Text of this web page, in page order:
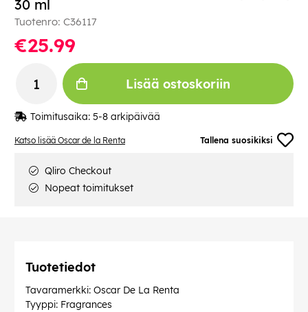
Katso lisää Oscar de la Renta Tallena suosikiksi
30 ml
Tuotenro: C36117
€25.99
Lisää ostoskoriin
Toimitusaika: 5-8 arkipäivää
Qliro Checkout
Nopeat toimitukset
Tuotetiedot
Tavaramerkki: Oscar De La Renta
Tyyppi: Fragrances